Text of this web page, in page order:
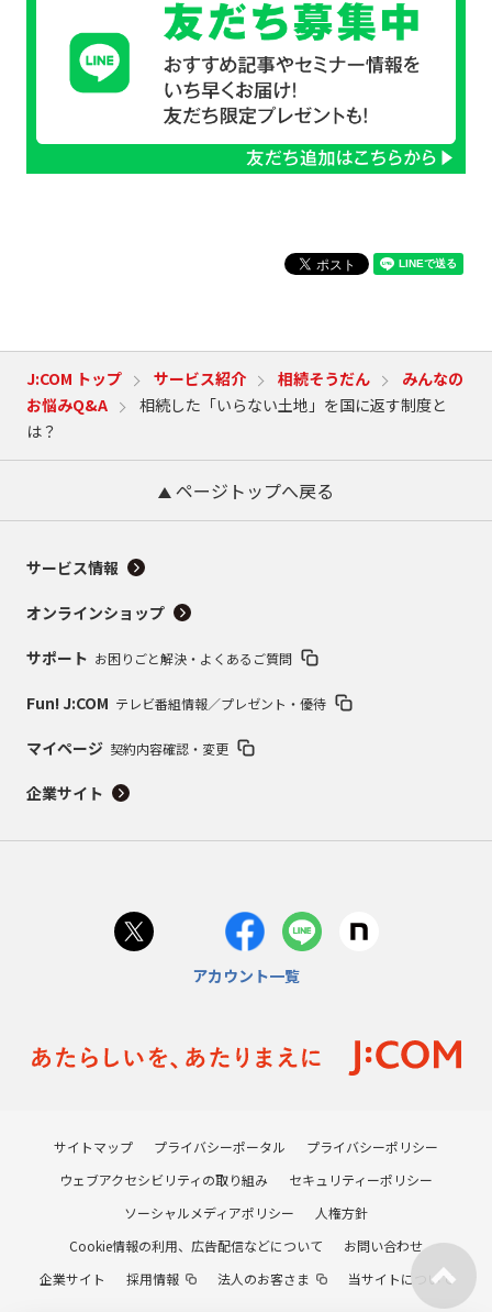
J:COM トップ サービス紹介 相続そうだん
みんなの
お悩みQ&A
相続した「いらない土地」を国に返す制度と
は？
ページトップへ戻る
サービス情報
オンラインショップ
サポート お困りごと解決・よくあるご質問
Fun! J:COM テレビ番組情報／プレゼント・優待
マイページ 契約内容確認・変更
企業サイト
アカウント一覧
サイトマップ プライバシーポータル
プライバシーポリシー
ウェブアクセシビリティの取り組み
セキュリティーポリシー
ソーシャルメディアポリシー
人権方針
Cookie情報の利用、広告配信などについて
お問い合わせ
企業サイト
採用情報 法人のお客さま 当サイトについて